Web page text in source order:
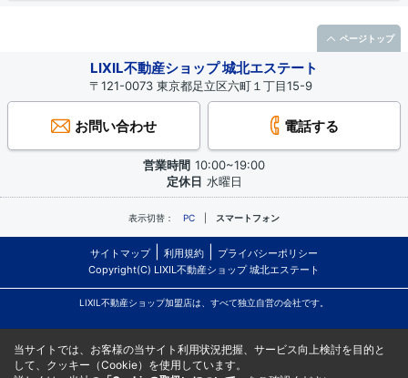
LIXIL不動産ショップ 城北エステート
〒121-0073 東京都足立区六町１丁目15-9
お問い合わせ 電話する
営業時間 10:00~19:00
定休日 水曜日
表示切替： PC スマートフォン
サイトマップ 利用規約
プライバシーポリシー
Copyright(C) LIXIL不動産ショップ 城北エステート
LIXIL不動産ショップ加盟店は、すべて独立自営の会社です。
ページトップ
当サイトでは、お客様の当サイト利用状況把握、サービス向上検討を目的と
して、クッキー（Cookie）を使用しています。